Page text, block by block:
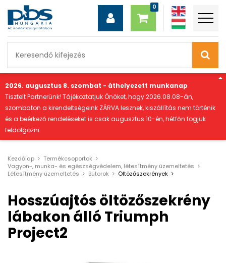
2026. augusztus 8. szombat - áthelyezett munkanap
Tisztelt Partnerünk! Tájékoztatjuk Önöket, hogy 2026.08.08-án,
szombaton a kirendeltségeink ZÁRVA lesznek, kiszállítás nem történik
és a beérkező rendeléseket is csak augusztus 10-én, hétfőn fogjuk
feldolgozni.
Kezdőlap
Termékcsoportok
Vagyon-, munka- és egészségvédelem, létesítmény üzemeltetés
Létesítmény üzemeltetés
Bútorok Öltözőszekrények
Hosszúajtós öltözőszekrény
lábakon álló Triumph
Project2